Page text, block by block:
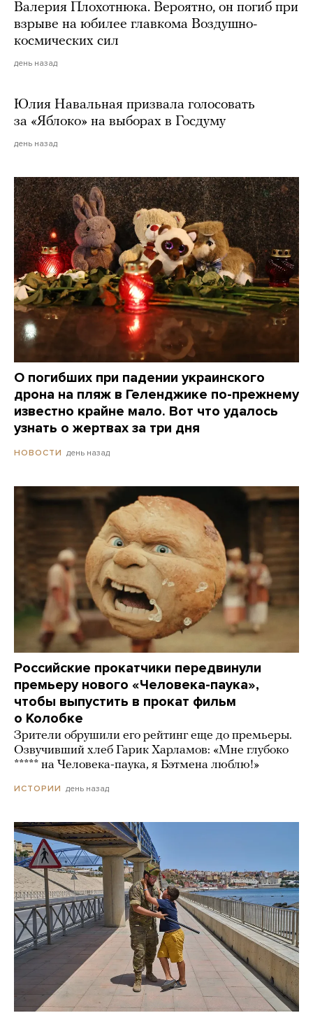
Валерия Плохотнюка. Вероятно, он погиб при
взрыве на юбилее главкома Воздушно-
космических сил
день назад
Юлия Навальная призвала голосовать
за «Яблоко» на выборах в Госдуму
день назад
О погибших при падении украинского
дрона на пляж в Геленджике по-прежнему
известно крайне мало. Вот что удалось
узнать о жертвах за три дня
НОВОСТИ день назад
Российские прокатчики передвинули
премьеру нового «Человека-паука»,
чтобы выпустить в прокат фильм
о Колобке
Зрители обрушили его рейтинг еще до премьеры.
Озвучивший хлеб Гарик Харламов: «Мне глубоко
***** на Человека-паука, я Бэтмена люблю!»
ИСТОРИИ день назад